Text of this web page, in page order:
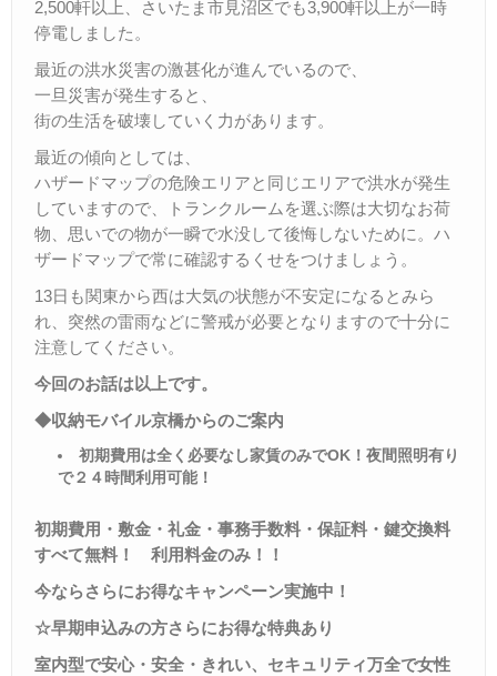
2,500軒以上、さいたま市見沼区でも3,900軒以上が一時
停電しました。
最近の洪水災害の激甚化が進んでいるので、
一旦災害が発生すると、
街の生活を破壊していく力があります。
最近の傾向としては、
ハザードマップの危険エリアと同じエリアで洪水が発生
していますので、トランクルームを選ぶ際は大切なお荷
物、思いでの物が一瞬で水没して後悔しないために。ハ
ザードマップで常に確認するくせをつけましょう。
13日も関東から西は大気の状態が不安定になるとみら
れ、突然の雷雨などに警戒が必要となりますので十分に
注意してください。
今回のお話は以上です。
◆収納モバイル京橋からのご案内
初期費用は全く必要なし家賃のみでOK ！夜間照明有り
で２４時間利用可能！
初期費用・敷金・礼金・事務手数料・保証料・鍵交換料
すべて無料！ 利用料金のみ！！
今ならさらにお得なキャンペーン実施中！
☆早期申込みの方さらにお得な特典あり
室内型で安心・安全・きれい、セキュリティ万全で女性